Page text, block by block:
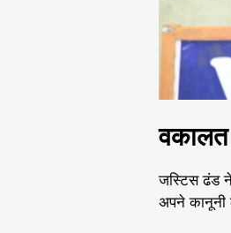
जस्टिस ढंड
अपने